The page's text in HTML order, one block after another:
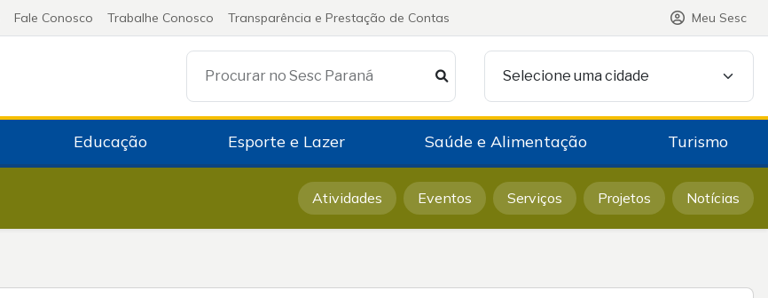
Fale Conosco Trabalhe Conosco Transparência e Prestação de Contas Meu Sesc
Procurar no Sesc Paraná Selecione uma cidade
Educação Esporte e Lazer Saúde e Alimentação Turismo
Atividades Eventos Serviços Projetos Notícias